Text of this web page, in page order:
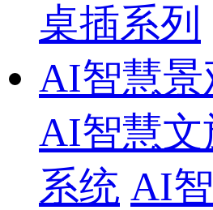
桌插系列
AI智慧景
AI智慧文
系统 AI